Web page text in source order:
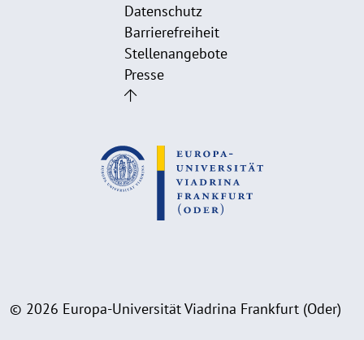
Datenschutz
Barrierefreiheit
Stellenangebote
Presse
© 2026 Europa-Universität Viadrina Frankfurt (Oder)